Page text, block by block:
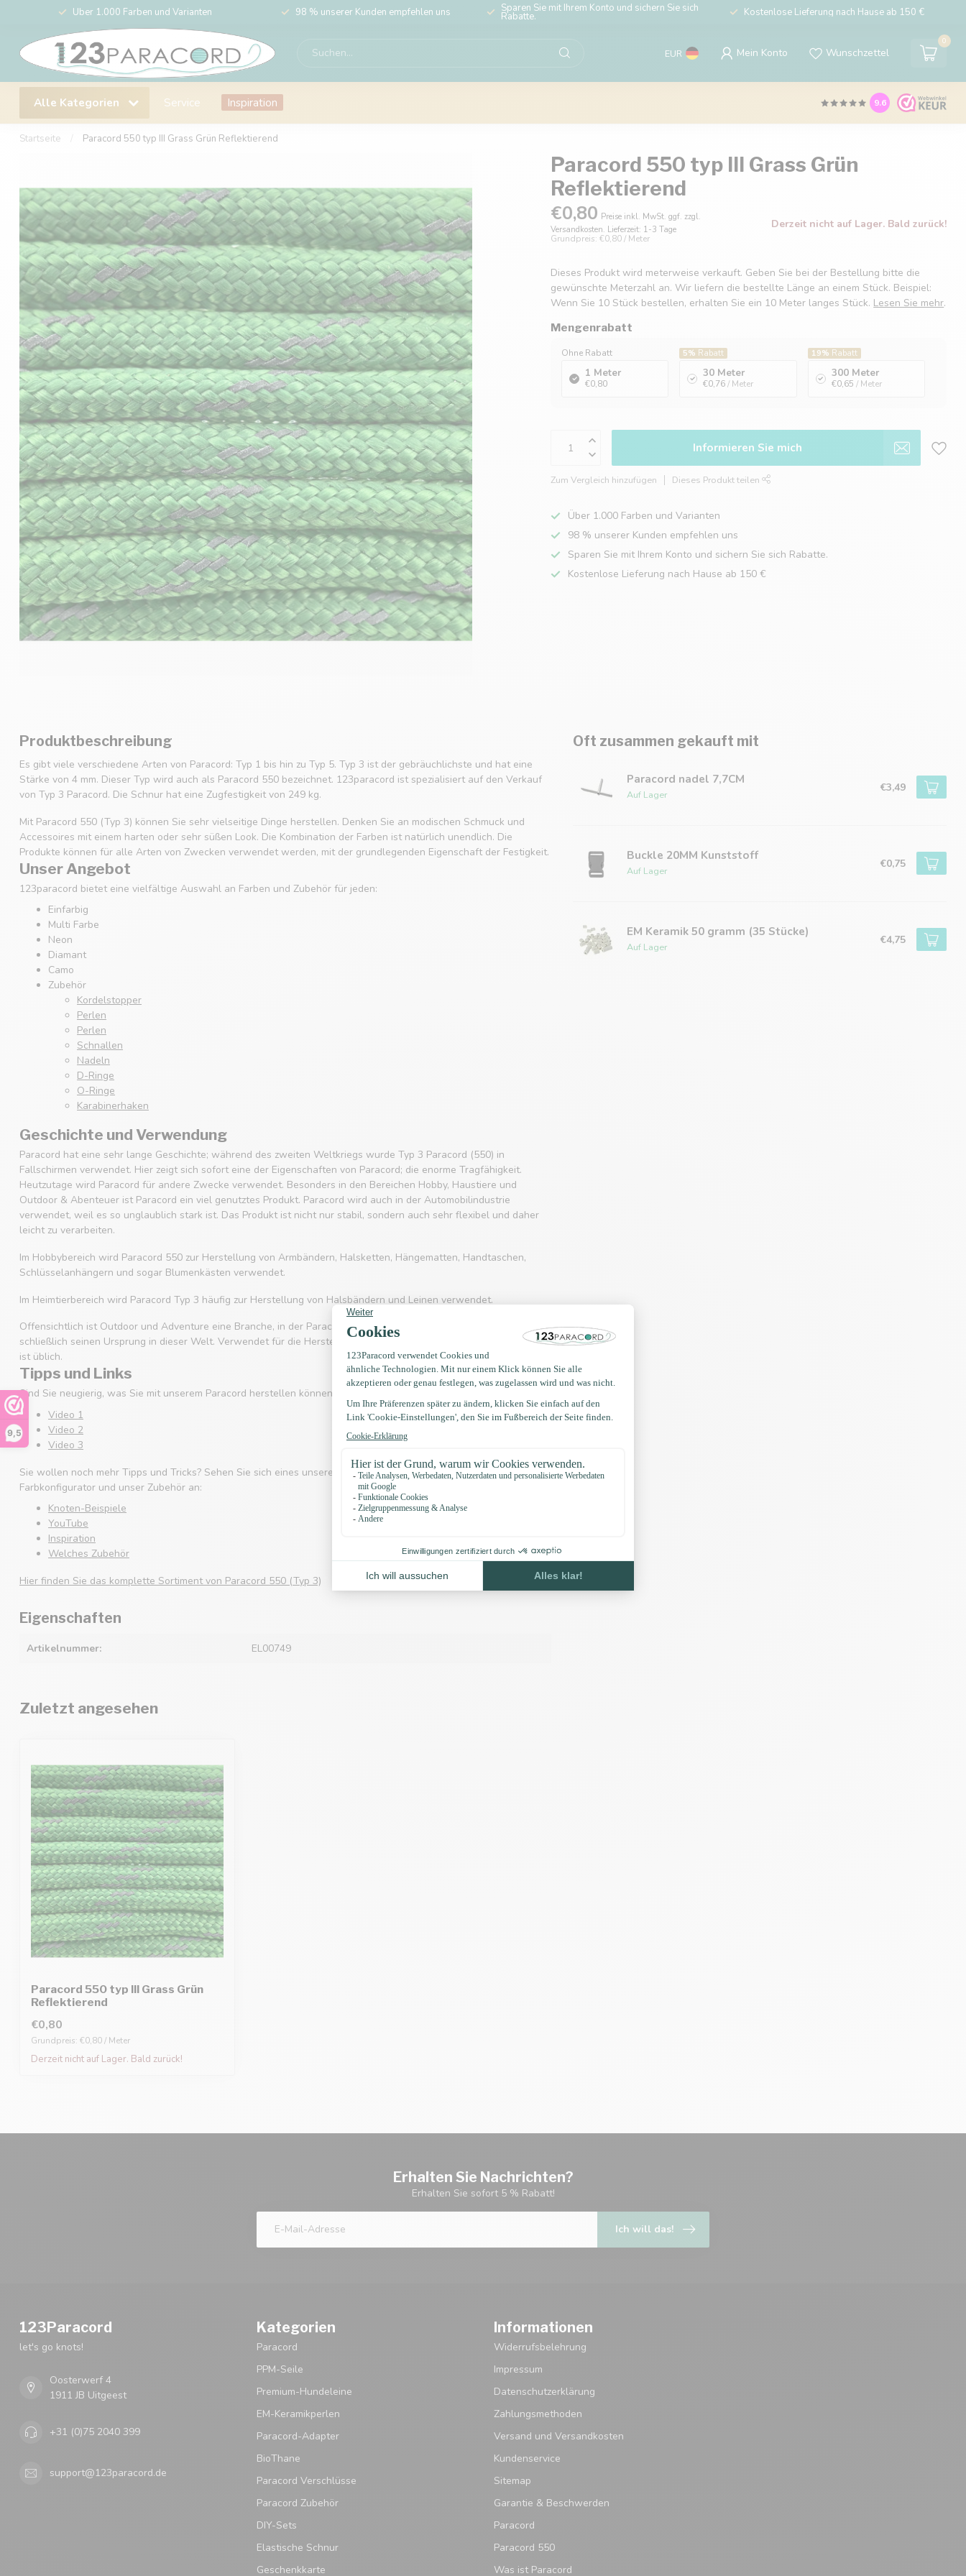
9,5
Über 1.000 Farben und Varianten 98 % unserer Kunden empfehlen uns Sparen Sie mit Ihrem Konto und sichern Sie sich
Rabatte. Kostenlose Lieferung nach Hause ab 150 €
EUR Mein Konto Wunschzettel
0
Alle Kategorien Service Inspiration 9.6
Startseite Paracord 550 typ III Grass Grün Reflektierend
Paracord 550 typ III Grass Grün
Reflektierend
€0,80 Preise inkl. MwSt. ggf. zzgl.
Versandkosten. Lieferzeit: 1-3 Tage
Grundpreis: €0,80 / Meter
Derzeit nicht auf Lager. Bald zurück!
Dieses Produkt wird meterweise verkauft. Geben Sie bei der Bestellung bitte die
gewünschte Meterzahl an. Wir liefern die bestellte Länge an einem Stück. Beispiel:
Wenn Sie 10 Stück bestellen, erhalten Sie ein 10 Meter langes Stück. Lesen Sie mehr.
Mengenrabatt
Ohne Rabatt
1 Meter
€0,80
5% Rabatt
30 Meter
€0,76 / Meter
19% Rabatt
300 Meter
€0,65 / Meter
Informieren Sie mich
Zum Vergleich hinzufügen Dieses Produkt teilen
Über 1.000 Farben und Varianten
98 % unserer Kunden empfehlen uns
Sparen Sie mit Ihrem Konto und sichern Sie sich Rabatte.
Kostenlose Lieferung nach Hause ab 150 €
Produktbeschreibung
Es gibt viele verschiedene Arten von Paracord: Typ 1 bis hin zu Typ 5. Typ 3 ist der gebräuchlichste und hat eine
Stärke von 4 mm. Dieser Typ wird auch als Paracord 550 bezeichnet. 123paracord ist spezialisiert auf den Verkauf
von Typ 3 Paracord. Die Schnur hat eine Zugfestigkeit von 249 kg.
Mit Paracord 550 (Typ 3) können Sie sehr vielseitige Dinge herstellen. Denken Sie an modischen Schmuck und
Accessoires mit einem harten oder sehr süßen Look. Die Kombination der Farben ist natürlich unendlich. Die
Produkte können für alle Arten von Zwecken verwendet werden, mit der grundlegenden Eigenschaft der Festigkeit.
Unser Angebot
123paracord bietet eine vielfältige Auswahl an Farben und Zubehör für jeden:
Einfarbig
Multi Farbe
Neon
Diamant
Camo
Zubehör
Kordelstopper
Perlen
Perlen
Schnallen
Nadeln
D-Ringe
O-Ringe
Karabinerhaken
Geschichte und Verwendung
Paracord hat eine sehr lange Geschichte; während des zweiten Weltkriegs wurde Typ 3 Paracord (550) in
Fallschirmen verwendet. Hier zeigt sich sofort eine der Eigenschaften von Paracord; die enorme Tragfähigkeit.
Heutzutage wird Paracord für andere Zwecke verwendet. Besonders in den Bereichen Hobby, Haustiere und
Outdoor & Abenteuer ist Paracord ein viel genutztes Produkt. Paracord wird auch in der Automobilindustrie
verwendet, weil es so unglaublich stark ist. Das Produkt ist nicht nur stabil, sondern auch sehr flexibel und daher
leicht zu verarbeiten.
Im Hobbybereich wird Paracord 550 zur Herstellung von Armbändern, Halsketten, Hängematten, Handtaschen,
Schlüsselanhängern und sogar Blumenkästen verwendet.
Im Heimtierbereich wird Paracord Typ 3 häufig zur Herstellung von Halsbändern und Leinen verwendet.
Offensichtlich ist Outdoor und Adventure eine Branche, in der Paracord 550 häufig eingesetzt wird. Es kennt
schließlich seinen Ursprung in dieser Welt. Verwendet für die Herstellung von Hängematten, Schnürsenkel, Gürtel
ist üblich.
Tipps und Links
Sind Sie neugierig, was Sie mit unserem Paracord herstellen können? Sehen Sie sich eines der Videos unten an:
Video 1
Video 2
Video 3
Sie wollen noch mehr Tipps und Tricks? Sehen Sie sich eines unserer eigenen Knotenbeispiele, YouTube Kanal,
Farbkonfigurator und unser Zubehör an:
Knoten-Beispiele
YouTube
Inspiration
Welches Zubehör
Hier finden Sie das komplette Sortiment von Paracord 550 (Typ 3)
Eigenschaften
Artikelnummer: EL00749
Oft zusammen gekauft mit
Paracord nadel 7,7CM
Auf Lager
€3,49
Buckle 20MM Kunststoff
Auf Lager
€0,75
EM Keramik 50 gramm (35 Stücke)
Auf Lager
€4,75
Zuletzt angesehen
Paracord 550 typ III Grass Grün
Reflektierend
€0,80
Grundpreis: €0,80 / Meter
Derzeit nicht auf Lager. Bald zurück!
Erhalten Sie Nachrichten?
Erhalten Sie sofort 5 % Rabatt!
Ich will das!
123Paracord
let's go knots!
Oosterwerf 4
1911 JB Uitgeest
+31 (0)75 2040 399
support@123paracord.de
Kategorien
Paracord
PPM-Seile
Premium-Hundeleine
EM-Keramikperlen
Paracord-Adapter
BioThane
Paracord Verschlüsse
Paracord Zubehör
DIY-Sets
Elastische Schnur
Geschenkkarte
Informationen
Widerrufsbelehrung
Impressum
Datenschutzerklärung
Zahlungsmethoden
Versand und Versandkosten
Kundenservice
Sitemap
Garantie & Beschwerden
Paracord
Paracord 550
Was ist Paracord